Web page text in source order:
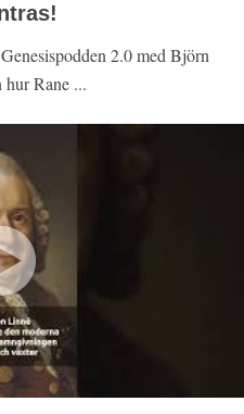
2.0 med Björn
hur Rane ...